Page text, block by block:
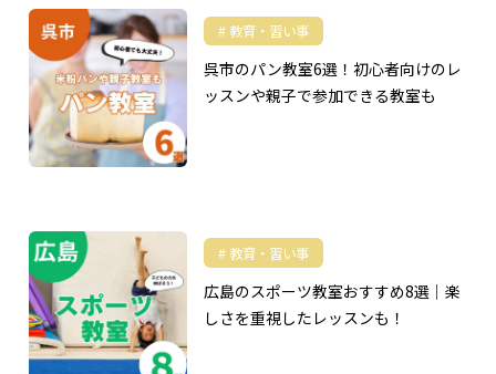
教育・習い事
呉市のパン教室6選！初心者向けのレ
ッスンや親子で参加できる教室も
教育・習い事
広島のスポーツ教室おすすめ8選｜楽
しさを重視したレッスンも！